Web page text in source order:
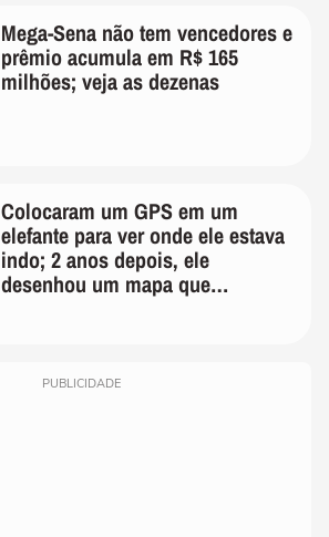
Mega-Sena não tem vencedores e
prêmio acumula em R$ 165
milhões; veja as dezenas
Colocaram um GPS em um
elefante para ver onde ele estava
indo; 2 anos depois, ele
desenhou um mapa que
PUBLICIDADE